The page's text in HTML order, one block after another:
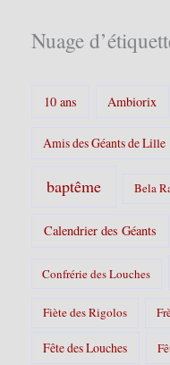
Nuage
10 ans Ambiorix
Amis des Géants de Lille
baptême Bela
Calendrier des Géants
Confrérie des Louches
Fiète des Rigolos
Fête des Louches